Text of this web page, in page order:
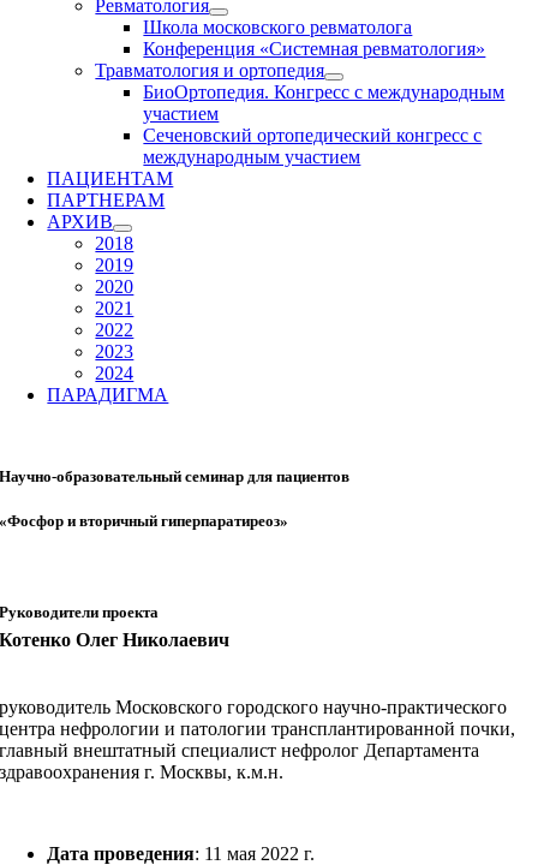
Ревматология
Школа московского ревматолога
Конференция «Системная ревматология»
Травматология и ортопедия
БиоОртопедия. Конгресс с международным
участием
Сеченовский ортопедический конгресс с
международным участием
ПАЦИЕНТАМ
ПАРТНЕРАМ
АРХИВ
2018
2019
2020
2021
2022
2023
2024
ПАРАДИГМА
Научно-образовательный семинар для пациентов
«Фосфор и вторичный гиперпаратиреоз»
Руководители проекта
Котенко Олег Николаевич
руководитель Московского городского научно-практического
центра нефрологии и патологии трансплантированной почки,
главный внештатный специалист нефролог Департамента
здравоохранения г. Москвы, к.м.н.
Дата проведения: 11 мая 2022 г.